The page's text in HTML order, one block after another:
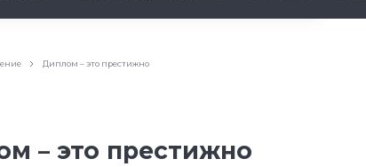
Диплом – это престижно
– это престижно